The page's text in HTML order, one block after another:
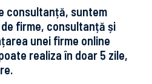
consultanță, suntem
firme, consultanță și
unei firme online
realiza în doar 5 zile,